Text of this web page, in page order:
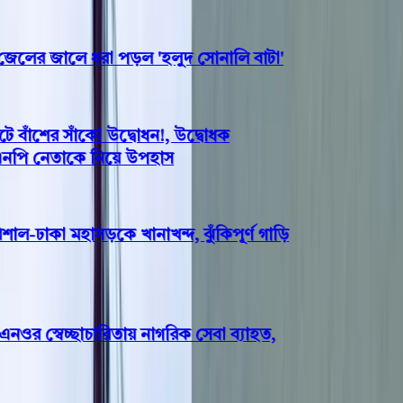
জালে ধরা পড়ল 'হলুদ সোনালি বাটা'
সাঁকো উদ্বোধন!, উদ্বোধক
নেতাকে নিয়ে উপহাস
ঢাকা মহাসড়কে খানাখন্দ, ঝুঁকিপূর্ণ গাড়ি
স্বেচ্ছাচারিতায় নাগরিক সেবা ব্যাহত,